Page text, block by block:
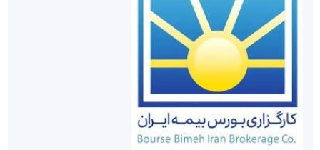
روابط عمومی خبرگزاری گزارش خبر